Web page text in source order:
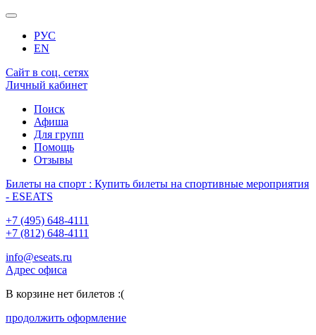
РУС
EN
Сайт в соц. сетях
Личный кабинет
Поиск
Афиша
Для групп
Помощь
Отзывы
Билеты на спорт : Купить билеты на спортивные мероприятия
- ESEATS
+7 (495) 648-4111
+7 (812) 648-4111
info@eseats.ru
Адрес офиса
В корзине нет билетов :(
продолжить оформление